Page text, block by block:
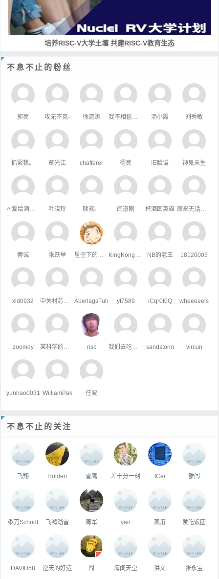
培养RISC-V大学土壤 共建RISC-V教育生态
不息不止的粉丝
郭亮 攻无不克- 徐清涛 汤小霞 刘秀敏
抓緊我。 章光江 chafferer 杨亮 旧脸谱 神鬼未生
叶晓玲 赎救。 闫道刚 杯酒困英雄
傅诚 张跃举 NB的老王 18120005
xld0932 AberlagsTuh yt7589 iCqr0f0Q wheeeeels
zoomdy risc sandstorm vircun
yunhao0031 WilliamPak 任波
不息不止的关注
飞翔 Holden 雪鹰 差十分一刻 ICer 雒闯
黍刀Schudt 飞鸿踏雪 周军 yan 孤洐 爱吃饭团
DAVID58 逆天的好运 闯 海阔天空 洪文 张永宝